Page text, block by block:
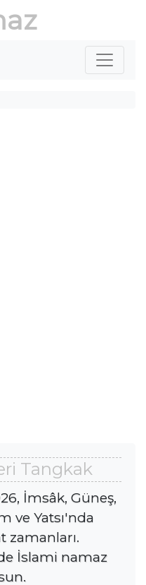
Tangkak
İmsâk, Güneş,
ve Yatsı'nda
zamanları.
İslami namaz